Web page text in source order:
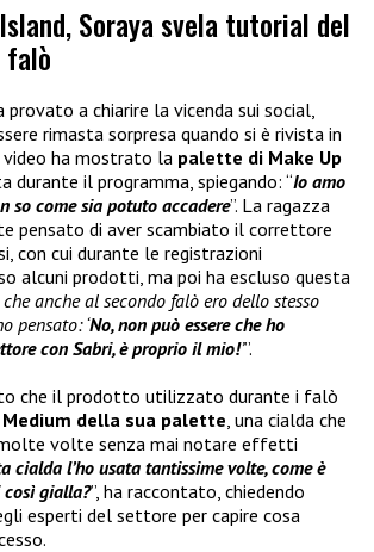
Soraya svela tutorial del
falò
provato a chiarire la vicenda sui social,
rimasta sorpresa quando si è rivista in
video ha mostrato la palette di Make Up
durante il programma, spiegando: “Io amo
so come sia potuto accadere”. La ragazza
pensato di aver scambiato il correttore
con cui durante le registrazioni
alcuni prodotti, ma poi ha escluso questa
anche al secondo falò ero dello stesso
pensato: ‘No, non può essere che ho
con Sabri, è proprio il mio!’”.
che il prodotto utilizzato durante i falò
della sua palette , una cialda che
volte senza mai notare effetti
cialda l’ho usata tantissime volte, come è
così gialla?”, ha raccontato, chiedendo
esperti del settore per capire cosa